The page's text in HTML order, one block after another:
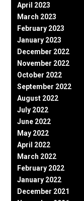
April 2023
March 2023
February 2023
January 2023
December 2022
November 2022
October 2022
September 2022
August 2022
July 2022
June 2022
May 2022
April 2022
March 2022
February 2022
January 2022
December 2021